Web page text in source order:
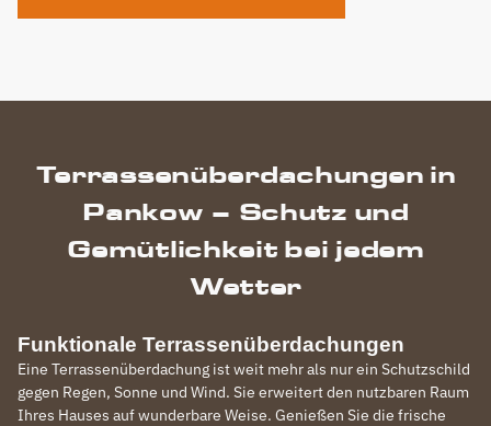
Terrassenüberdachungen in
Pankow – Schutz und
Gemütlichkeit bei jedem
Wetter
Funktionale Terrassenüberdachungen
Eine Terrassenüberdachung ist weit mehr als nur ein Schutzschild
gegen Regen, Sonne und Wind. Sie erweitert den nutzbaren Raum
Ihres Hauses auf wunderbare Weise. Genießen Sie die frische